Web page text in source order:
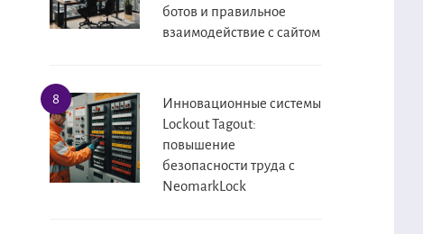
ботов и правильное
взаимодействие с сайтом
Инновационные системы
Lockout Tagout:
повышение
безопасности труда с
NeomarkLock